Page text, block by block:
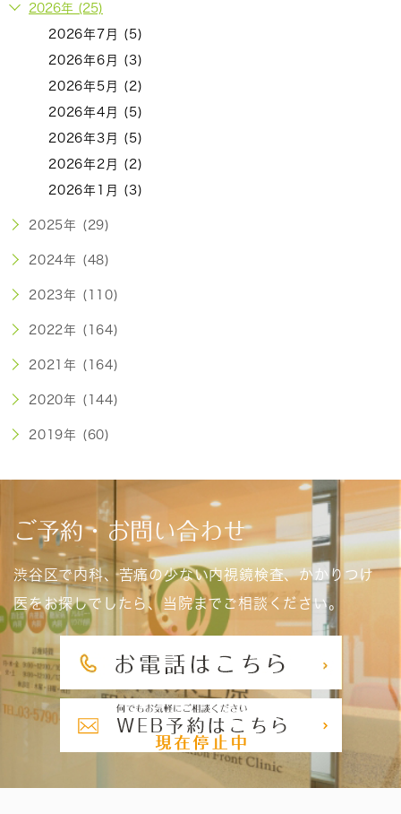
2026年 (25)
2026年7月 (5)
2026年6月 (3)
2026年5月 (2)
2026年4月 (5)
2026年3月 (5)
2026年2月 (2)
2026年1月 (3)
2025年 (29)
2024年 (48)
2023年 (110)
2022年 (164)
2021年 (164)
2020年 (144)
2019年 (60)
ご予約・お問い合わせ
渋谷区で内科、苦痛の少ない内視鏡検査、かかりつけ
医をお探しでしたら、当院までご相談ください。